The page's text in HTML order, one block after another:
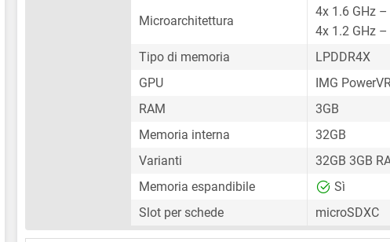
Microarchitettura
4x 1.6 GHz
4x 1.2 GHz
Tipo di memoria
LPDDR4X
GPU
IMG
RAM
3GB
Memoria interna
32GB
Varianti
32GB 3GB
Memoria espandibile
Sì
Slot per schede
microSDXC